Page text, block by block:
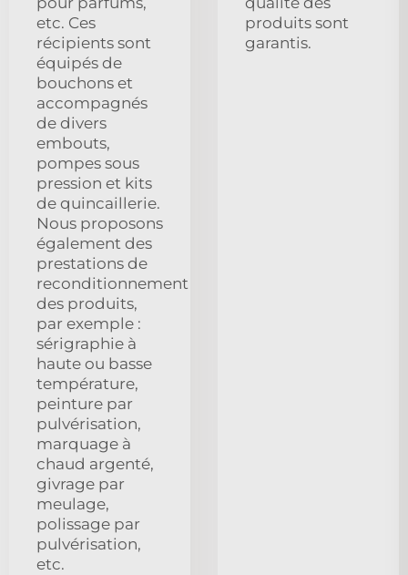
etc. Ces
récipients sont
équipés de
bouchons et
accompagnés
de divers
embouts,
pompes sous
pression et kits
de quincaillerie.
Nous proposons
également des
prestations de
reconditionnement
des produits,
par exemple :
sérigraphie à
haute ou basse
température,
peinture par
pulvérisation,
marquage à
chaud argenté,
givrage par
meulage,
polissage par
pulvérisation,
etc.
produits sont
garantis.